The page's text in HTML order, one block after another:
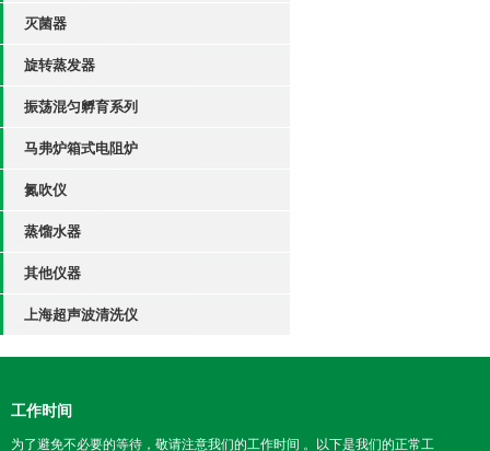
灭菌器
旋转蒸发器
振荡混匀孵育系列
马弗炉箱式电阻炉
氮吹仪
蒸馏水器
其他仪器
上海超声波清洗仪
工作时间
为了避免不必要的等待，敬请注意我们的工作时间 。以下是我们的正常工